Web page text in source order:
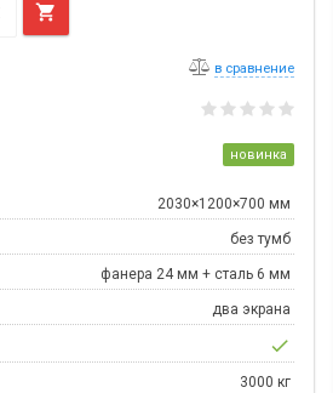

в сравнение
новинка
2030×1200×700 мм
без тумб
фанера 24 мм + сталь 6 мм
два экрана
check
3000 кг